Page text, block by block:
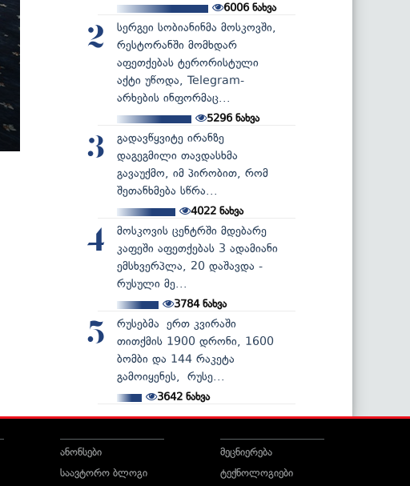
6006ნახვა
2
სერგეი სობიანინმა მოსკოვში,
რესტორანში მომხდარ
აფეთქებას ტერორისტული
აქტი უწოდა, Telegram-
არხების ინფორმაც...
5296ნახვა
3
გადავწყვიტე ირანზე
დაგეგმილი თავდასხმა
გავაუქმო, იმ პირობით, რომ
შეთანხმება სწრა...
4022ნახვა
4
მოსკოვის ცენტრში მდებარე
კაფეში აფეთქებას 3 ადამიანი
ემსხვერპლა, 20 დაშავდა -
რუსული მე...
3784ნახვა
5
რუსებმა ერთ კვირაში
თითქმის 1900 დრონი, 1600
ბომბი და 144 რაკეტა
გამოიყენეს, რუსე...
3642 ნახვა
ანონსები
საავტორო ბლოგი
მეცნიერება
ტექნოლოგიები